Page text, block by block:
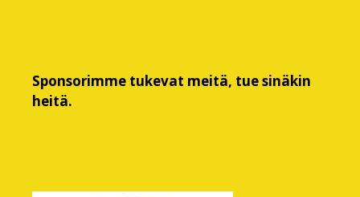
Sponsorimme tukevat meitä, tue sinäkin
heitä.